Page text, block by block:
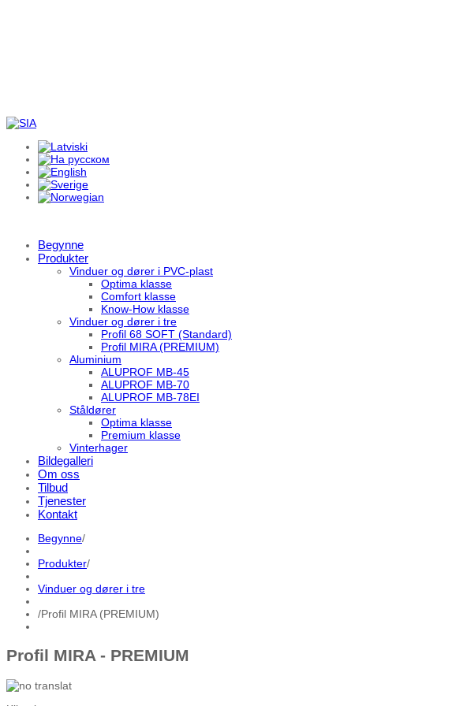
Begynne
Produkter
Vinduer og dører i PVC-plast
Optima klasse
Comfort klasse
Know-How klasse
Vinduer og dører i tre
Profil 68 SOFT (Standard)
Profil MIRA (PREMIUM)
Aluminium
ALUPROF MB-45
ALUPROF MB-70
ALUPROF MB-78EI
Ståldører
Optima klasse
Premium klasse
Vinterhager
Bildegalleri
Om oss
Tilbud
Tjenester
Kontakt
Begynne/
Produkter/
Vinduer og dører i tre
/Profil MIRA (PREMIUM)
Profil MIRA - PREMIUM